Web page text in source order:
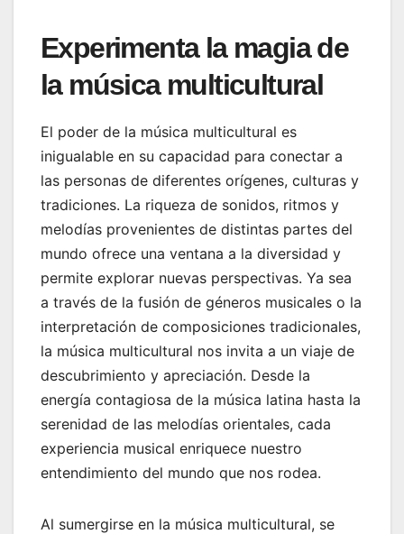
Experimenta la magia de
la música multicultural
El poder de la música multicultural es
inigualable en su capacidad para conectar a
las personas de diferentes orígenes, culturas y
tradiciones. La riqueza de sonidos, ritmos y
melodías provenientes de distintas partes del
mundo ofrece una ventana a la diversidad y
permite explorar nuevas perspectivas. Ya sea
a través de la fusión de géneros musicales o la
interpretación de composiciones tradicionales,
la música multicultural nos invita a un viaje de
descubrimiento y apreciación. Desde la
energía contagiosa de la música latina hasta la
serenidad de las melodías orientales, cada
experiencia musical enriquece nuestro
entendimiento del mundo que nos rodea.
Al sumergirse en la música multicultural, se